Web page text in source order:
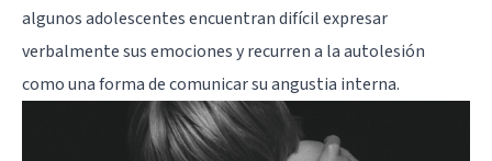
algunos adolescentes encuentran difícil expresar
verbalmente sus emociones y recurren a la autolesión
como una forma de comunicar su angustia interna.